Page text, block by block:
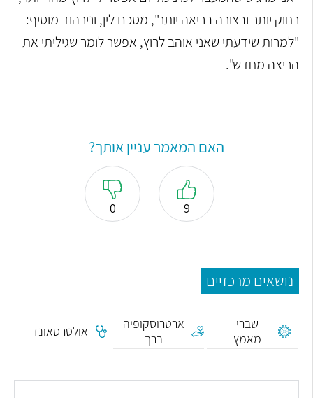
רחוק יותר ובצורה בריאה יותר", מסכם לין, ונירהוד מוסיף:
"למרות שידעתי שאני אוהב לרוץ, אפשר לומר שגיליתי את
הריצה מחדש".
האם המאמר עניין אותך?
9
0
נושאים מרכזיים
שברי
מאמץ
ארטרוסקופיה
ברך
אולטרסאונד